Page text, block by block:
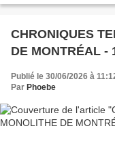
CHRONIQUES
DE MONTRÉAL -
Publié le 30/06/2026 à
Par Phoebe